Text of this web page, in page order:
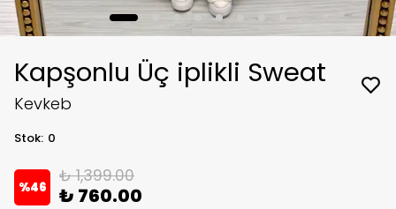
Kapşonlu Üç iplikli Sweat
Kevkeb
Stok: 0
%46
₺ 1,399.00
₺ 760.00